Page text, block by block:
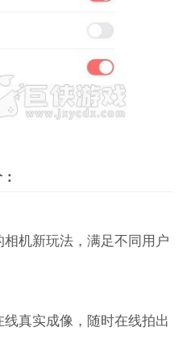
机新玩法，满足不同用户
真实成像，随时在线拍出